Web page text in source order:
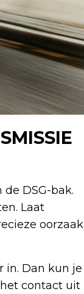
DSG-bak.
Laat
oorzaak
in. Dan kun je
contact uit